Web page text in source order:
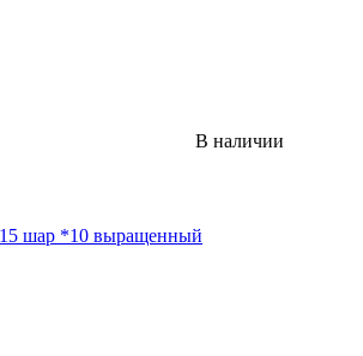
В наличии
шар *10 выращенный